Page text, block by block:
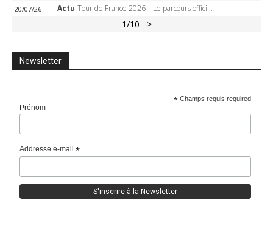
20/07/26 Actu Tour de France 2026 – Le parcours officiel complet : 21 étapes, profils, carte et dates
1/10 >
Newsletter
* Champs requis required
Prénom
Addresse e-mail*